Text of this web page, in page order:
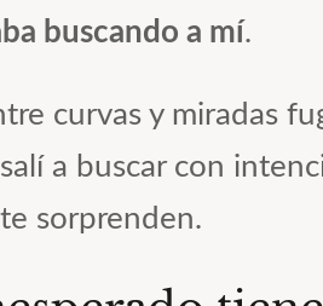
buscando a mí.
curvas y miradas
salí a buscar con
sorprenden.